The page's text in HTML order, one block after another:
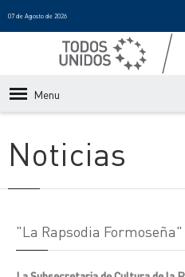
07 de Agosto de 2026
Menu
Noticias
"La Rapsodia